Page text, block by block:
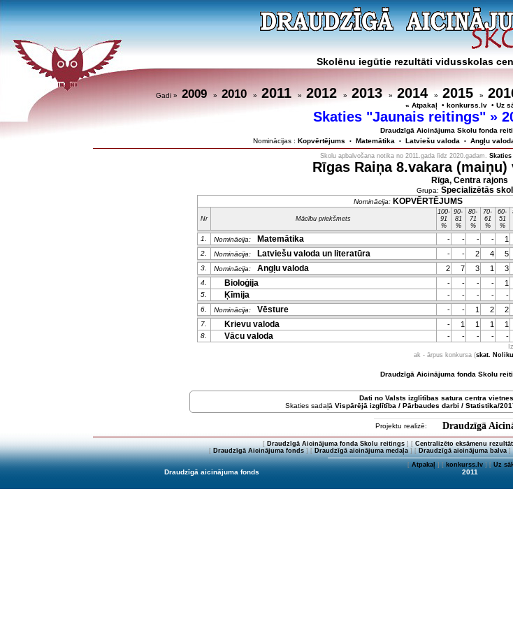
Skolēnu iegūtie rezultāti vidusskolas
Gadi » 2009» 2010» 2011» 2012» 2013» 2014» 2015»
« Atpakaļ • konkurss.lv • Uz
Skaties "Jaunais reitings" »
Draudzīgā Aicinājuma Skolu fonda
Nominācijas : Kopvērtējums • Matemātika • Latviešu valoda • Angļu
Skolu apbalvošana notika no 2011.gada līdz 2020.gadam.
Rīgas Raiņa 8.vakara
Rīga, Centra rajons
Grupa: Specializētās
Nominācija: KOPVĒRTĒJUMS
Nr Mācību priekšmets
100-
91
%
90-
81
%
80-
71
%
70-
61
%
60-
51
%
1. Nominācija: Matemātika - - - - 1
2. Nominācija: Latviešu valoda un literatūra - - 2 4 5
3. Nominācija: Angļu valoda 2 7 3 1 3
4. Bioloģija - - - - 1
5. Ķīmija - - - - -
6. Nominācija: Vēsture - - 1 2 2
7. Krievu valoda - 1 1 1 1
8. Vācu valoda - - - - -
ak - ārpus konkursa (skat.
Draudzīgā Aicinājuma fonda Skolu
Dati no Valsts izglītības satura centra
Skaties sadaļā Vispārējā izglītība / Pārbaudes darbi / Statistika/
Projektu realizē: Draudzīgā
[ Draudzīgā Aicinājuma fonda Skolu reitings] [ Centralizēto eksāmenu
[Draudzīgā Aicinājuma fonds] [Draudzīgā aicinājuma medaļa] [Draudzīgā aicinājuma balva]
[Atpakaļ] [konkurss.lv] [Uz
Draudzīgā aicinājuma fonds 2011